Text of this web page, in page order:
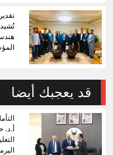
قد يعجبك أيضا